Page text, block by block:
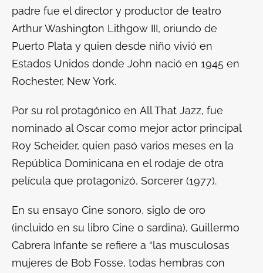
padre fue el director y productor de teatro
Arthur Washington Lithgow III, oriundo de
Puerto Plata y quien desde niño vivió en
Estados Unidos donde John nació en 1945 en
Rochester, New York.
Por su rol protagónico en All That Jazz, fue
nominado al Oscar como mejor actor principal
Roy Scheider, quien pasó varios meses en la
República Dominicana en el rodaje de otra
película que protagonizó, Sorcerer (1977).
En su ensayo Cine sonoro, siglo de oro
(incluido en su libro Cine o sardina), Guillermo
Cabrera Infante se refiere a “las musculosas
mujeres de Bob Fosse, todas hembras con